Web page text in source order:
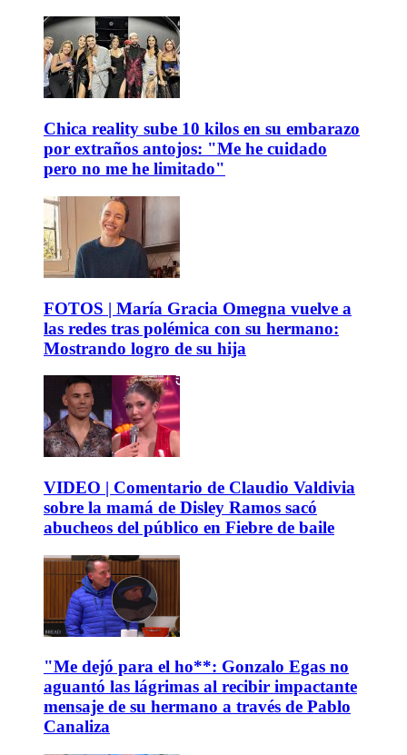
Chica reality sube 10 kilos en su embarazo
por extraños antojos: "Me he cuidado
pero no me he limitado"
FOTOS | María Gracia Omegna vuelve a
las redes tras polémica con su hermano:
Mostrando logro de su hija
VIDEO | Comentario de Claudio Valdivia
sobre la mamá de Disley Ramos sacó
abucheos del público en Fiebre de baile
"Me dejó para el ho**: Gonzalo Egas no
aguantó las lágrimas al recibir impactante
mensaje de su hermano a través de Pablo
Canaliza